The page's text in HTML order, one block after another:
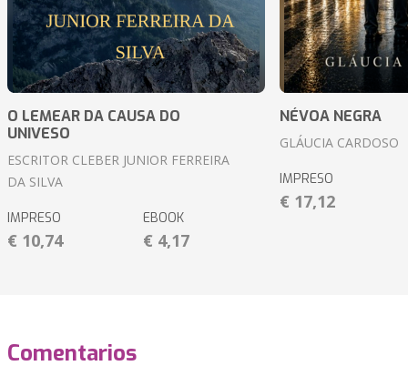
O LEMEAR DA CAUSA DO
UNIVESO
ESCRITOR CLEBER JUNIOR FERREIRA
DA SILVA
IMPRESO
€ 10,74
EBOOK
€ 4,17
NÉVOA NEGRA
GLÁUCIA CARDOSO
IMPRESO
€ 17,12
Comentarios